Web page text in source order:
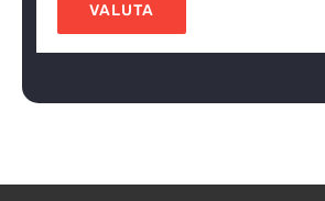
VALUTA